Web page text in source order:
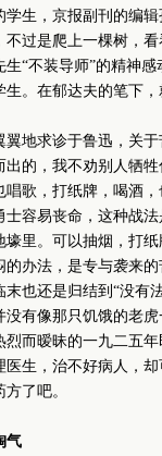
，京报副刊的编辑
不过是爬上一棵树，
“不装导师”的精神
生。在郁达夫的笔下
求诊于鲁迅，关于
的，我不劝别人牺
唱歌，打纸牌，喝酒
士容易丧命，这种战法
。可以抽烟，打纸
的办法，是专与袭来
也还是归结到“没有
像那只饥饿的老虎
而暧昧的一九二五年
，治不好病人，却
了吧。
气